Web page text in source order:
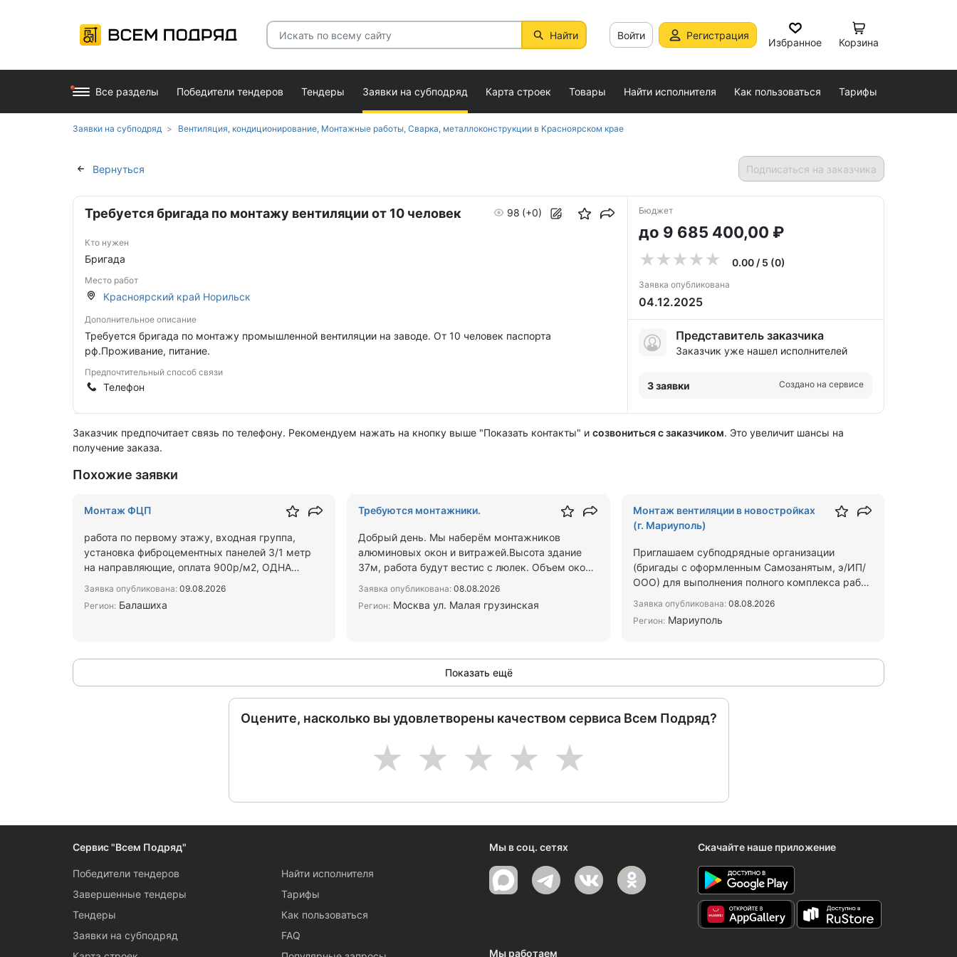
Найти Войти Регистрация
Избранное Корзина
Все разделы Победители тендеров Тендеры Заявки на субподряд Карта строек Товары Найти исполнителя Как пользоваться Тарифы
Заявки на субподряд Вентиляция, кондиционирование, Монтажные работы, Сварка, металлоконструкции в Красноярском крае
Вернуться Подписаться на заказчика
Требуется бригада по монтажу вентиляции от 10 человек 98 (+0)
Кто нужен
Бригада
Место работ
Красноярский край Норильск
Дополнительное описание
Требуется бригада по монтажу промышленной вентиляции на заводе. От 10 человек паспорта
рф.Проживание, питание.
Предпочтительный способ связи
Телефон
Бюджет
до 9 685 400,00 ₽
0.00 / 5 (0)
Заявка опубликована
04.12.2025
Представитель заказчика
Заказчик уже нашел исполнителей
3 заявки Создано на сервисе
Заказчик предпочитает связь по телефону. Рекомендуем нажать на кнопку выше "Показать контакты" и созвониться с заказчиком. Это увеличит шансы на
получение заказа.
Похожие заявки
Монтаж ФЦП
работа по первому этажу, входная группа,
установка фиброцементных панелей 3/1 метр
на направляющие, оплата 900р/м2, ОДНА
Заявка опубликована: 09.08.2026
Регион: Балашиха
Требуются монтажники.
Добрый день. Мы наберём монтажников
алюминовых окон и витражей.Высота здание
37м, работа будут вестис с люлек. Объем окон
Заявка опубликована: 08.08.2026
Регион: Москва ул. Малая грузинская
Монтаж вентиляции в новостройках
(г. Мариуполь)
Приглашаем субподрядные организации
(бригады с оформленным Самозанятым, э/ИП/
ООО) для выполнения полного комплекса работ
Заявка опубликована:08.08.2026
Регион:Мариуполь
Показать ещё
Оцените, насколько вы удовлетворены качеством сервиса Всем Подряд?
5
4
3
2
1
Сервис "Всем Подряд"
Победители тендеров
Завершенные тендеры
Тендеры
Заявки на субподряд
Найти исполнителя
Тарифы
Как пользоваться
FAQ
Мы в соц. сетях Скачайте наше приложение
Мы работаем